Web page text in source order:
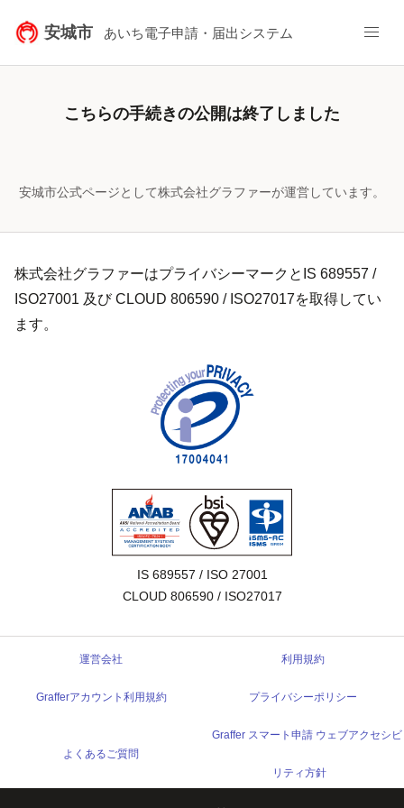
安城市 あいち電子申請・届出システム
こちらの手続きの公開は終了しました
安城市公式ページとして株式会社グラファーが運営しています。
株式会社グラファーはプライバシーマークとIS 689557 /
ISO27001 及び CLOUD 806590 / ISO27017を取得してい
ます。
IS 689557 / ISO 27001
CLOUD 806590 / ISO27017
運営会社 利用規約
Grafferアカウント利用規約 プライバシーポリシー
よくあるご質問
Graffer スマート申請 ウェブアクセシビ
リティ方針